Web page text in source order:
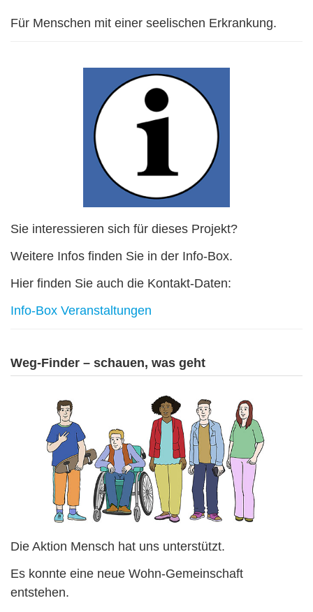
Für Menschen mit einer seelischen Erkrankung.
Sie interessieren sich für dieses Projekt?
Weitere Infos finden Sie in der Info-Box.
Hier finden Sie auch die Kontakt-Daten:
Info-Box Veranstaltungen
Weg-Finder – schauen, was geht
Die Aktion Mensch hat uns unterstützt.
Es konnte eine neue Wohn-Gemeinschaft
entstehen.